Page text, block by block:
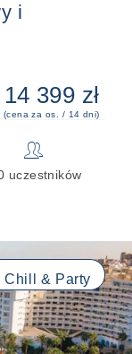
i
14 399 zł
(cena za os. / 14 dni)
👥
uczestników
Chill & Party